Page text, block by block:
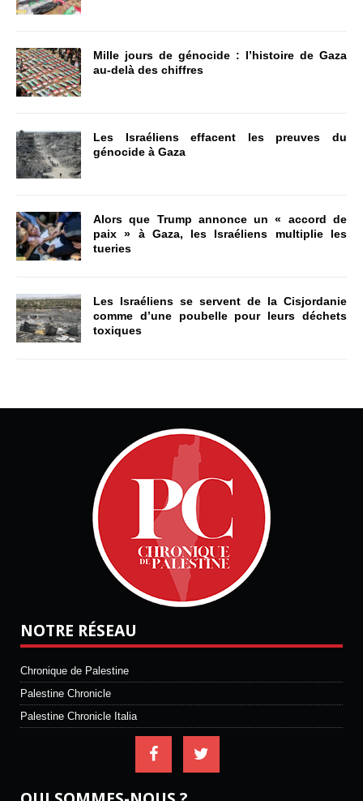
Mille jours de génocide : l’histoire de Gaza
au-delà des chiffres
Les Israéliens effacent les preuves du
génocide à Gaza
Alors que Trump annonce un « accord de
paix » à Gaza, les Israéliens multiplie les
tueries
Les Israéliens se servent de la Cisjordanie
comme d’une poubelle pour leurs déchets
toxiques
NOTRE RÉSEAU
Chronique de Palestine
Palestine Chronicle
Palestine Chronicle Italia